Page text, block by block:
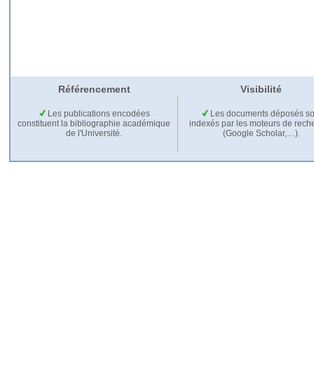
Référencement Visibilité
Les publications encodées
constituent la bibliographie académique
de l'Université.
Les documents déposés
indexés par les moteurs de
(Google Scholar,…).